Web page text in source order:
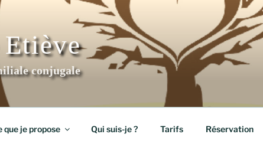
conjugale
que je propose Qui suis-je ? Tarifs Réservation